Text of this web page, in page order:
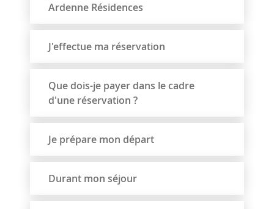
Ardenne Résidences
J'effectue ma réservation
Que dois-je payer dans le cadre
d'une réservation ?
Je prépare mon départ
Durant mon séjour